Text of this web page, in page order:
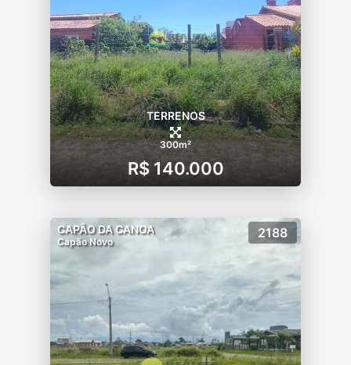
TERRENOS
300m²
R$ 140.000
CAPÃO DA CANOA
Capão Novo
2188